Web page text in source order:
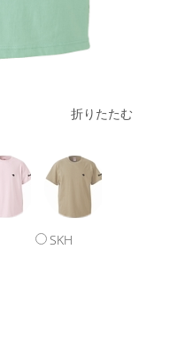
折りたたむ
SKH